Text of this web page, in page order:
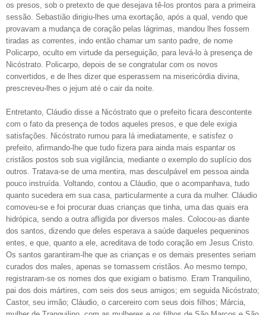
os presos, sob o pretexto de que desejava tê-los prontos para a primeira
sessão. Sebastião dirigiu-lhes uma exortação, após a qual, vendo que
provavam a mudança de coração pelas lágrimas, mandou lhes fossem
tiradas as correntes, indo então chamar um santo padre, de nome
Policarpo, oculto em virtude da perseguição, para levá-lo à presença de
Nicóstrato. Policarpo, depois de se congratular com os novos
convertidos, e de lhes dizer que esperassem na misericórdia divina,
prescreveu-lhes o jejum até o cair da noite.
Entretanto, Cláudio disse a Nicóstrato que o prefeito ficara descontente
com o fato da presença de todos aqueles presos, e que dele exigia
satisfações. Nicóstrato rumou para lá imediatamente, e satisfez o
prefeito, afirmando-lhe que tudo fizera para ainda mais espantar os
cristãos postos sob sua vigilância, mediante o exemplo do suplício dos
outros. Tratava-se de uma mentira, mas desculpável em pessoa ainda
pouco instruída. Voltando, contou a Cláudio, que o acompanhava, tudo
quanto sucedera em sua casa, particularmente a cura da mulher. Cláudio
comoveu-se e foi procurar duas crianças que tinha, uma das quais era
hidrópica, sendo a outra afligida por diversos males. Colocou-as diante
dos santos, dizendo que deles esperava a saúde daqueles pequeninos
entes, e que, quanto a ele, acreditava de todo coração em Jesus Cristo.
Os santos garantiram-lhe que as crianças e os demais presentes seriam
curados dos males, apenas se tornassem cristãos. Ao mesmo tempo,
registraram-se os nomes dos que exigiam o batismo. Eram Tranquilino,
pai dos dois mártires, com seis dos seus amigos; em seguida Nicóstrato;
Castor, seu irmão; Cláudio, o carcereiro com seus dois filhos; Márcia,